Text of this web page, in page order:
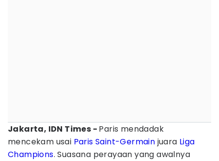
Jakarta, IDN Times - Paris mendadak
mencekam usai Paris Saint-Germain juara Liga
Champions. Suasana perayaan yang awalnya